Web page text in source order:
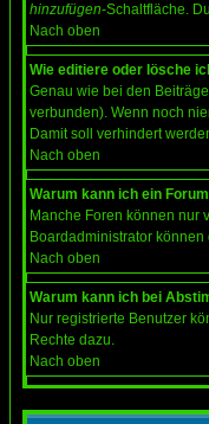
hinzufügen-Schaltfläche.
Nach oben
Wie editiere oder lösche
Genau wie bei den
verbunden). Wenn noch
Damit soll verhindert
Nach oben
Warum kann ich ein
Manche Foren können nur
Boardadministrator
Nach oben
Warum kann ich bei
Nur registrierte Benutzer
Rechte dazu.
Nach oben